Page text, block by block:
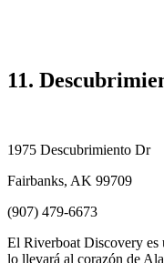
11.
1975 Descubrimiento Dr
Fairbanks, AK 99709
(907) 479-6673
El Riverboat Discovery es
lo llevará al corazón de